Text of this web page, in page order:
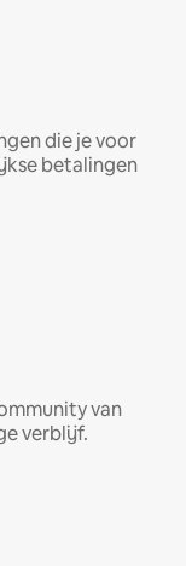
die je voor
betalingen
van
verblijf.